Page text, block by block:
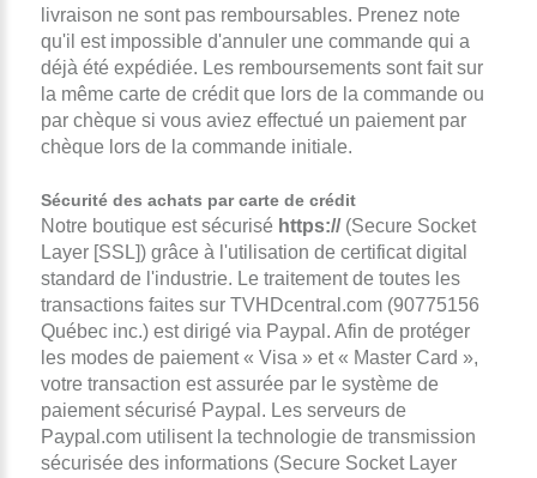
livraison ne sont pas remboursables. Prenez note
qu'il est impossible d'annuler une commande qui a
déjà été expédiée. Les remboursements sont fait sur
la même carte de crédit que lors de la commande ou
par chèque si vous aviez effectué un paiement par
chèque lors de la commande initiale.
Sécurité des achats par carte de crédit
Notre boutique est sécurisé https://(Secure Socket
Layer [SSL]) grâce à l'utilisation de certificat digital
standard de l'industrie. Le traitement de toutes les
transactions faites sur TVHDcentral.com (90775156
Québec inc.) est dirigé via Paypal. Afin de protéger
les modes de paiement « Visa » et « Master Card »,
votre transaction est assurée par le système de
paiement sécurisé Paypal. Les serveurs de
Paypal.com utilisent la technologie de transmission
sécurisée des informations (Secure Socket Layer